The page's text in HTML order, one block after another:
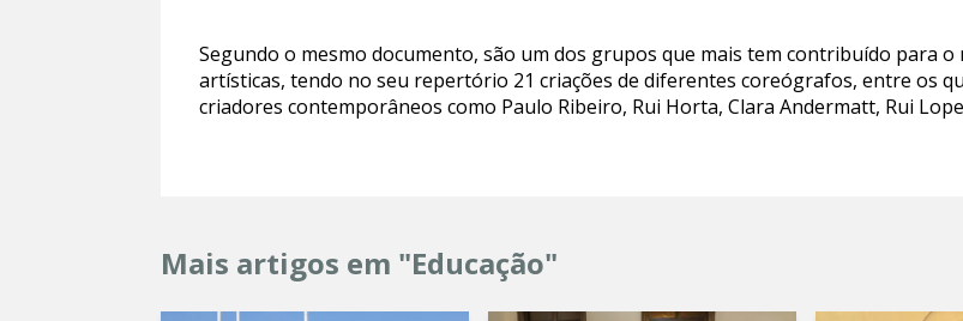
Segundo o mesmo documento, são um dos grupos que mais tem contribuído para o
artísticas, tendo no seu repertório 21 criações de diferentes coreógrafos, entre os
criadores contemporâneos como Paulo Ribeiro, Rui Horta, Clara Andermatt, Rui
Mais artigos em "Educação"